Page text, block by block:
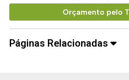
Orçamento pelo
Páginas Relacionadas